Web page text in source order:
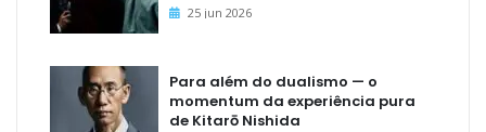
25 jun 2026
Para além do dualismo — o
momentum da experiência pura
de Kitarō Nishida